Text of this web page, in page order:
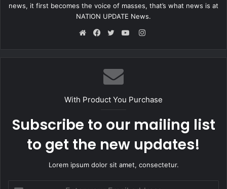
news, it first becomes the voice of masses, that’s what news is at
NATION UPDATE News.
Instagram
With Product You Purchase
Subscribe to our mailing list
to get the new updates!
Lorem ipsum dolor sit amet, consectetur.